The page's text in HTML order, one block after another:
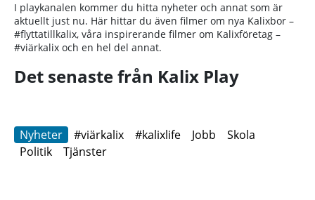
I playkanalen kommer du hitta nyheter och annat som är
aktuellt just nu. Här hittar du även filmer om nya Kalixbor –
#flyttatillkalix, våra inspirerande filmer om Kalixföretag –
#viärkalix och en hel del annat.
Det senaste från Kalix Play